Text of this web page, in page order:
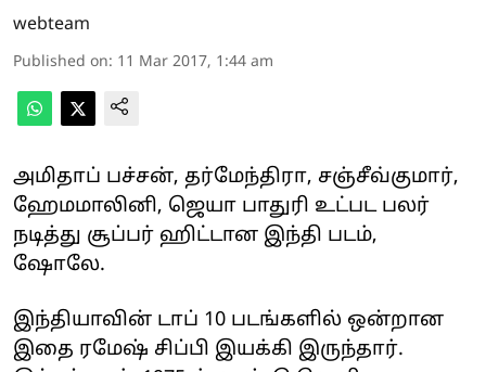
webteam
Published on: 11 Mar 2017, 1:44 am
அமிதாப் பச்சன், தர்மேந்திரா, சஞ்சீவ்குமார்,
ஹேமமாலினி, ஜெயா பாதுரி உட்பட பலர்
நடித்து சூப்பர் ஹிட்டான இந்தி படம்,
ஷோலே.
இந்தியாவின் டாப் 10 படங்களில் ஒன்றான
இதை ரமேஷ் சிப்பி இயக்கி இருந்தார்.